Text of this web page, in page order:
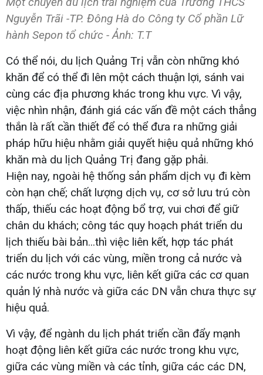
Nguyễn Trãi -TP. Đông Hà do Công ty Cổ phần Lữ
hành Sepon tổ chức - Ảnh: T.T
Có thể nói, du lịch Quảng Trị vẫn còn những khó
khăn để có thể đi lên một cách thuận lợi, sánh vai
cùng các địa phương khác trong khu vực. Vì vậy,
việc nhìn nhận, đánh giá các vấn đề một cách thẳng
thắn là rất cần thiết để có thể đưa ra những giải
pháp hữu hiệu nhằm giải quyết hiệu quả những khó
khăn mà du lịch Quảng Trị đang gặp phải.
Hiện nay, ngoài hệ thống sản phẩm dịch vụ đi kèm
còn hạn chế; chất lượng dịch vụ, cơ sở lưu trú còn
thấp, thiếu các hoạt động bổ trợ, vui chơi để giữ
chân du khách; công tác quy hoạch phát triển du
lịch thiếu bài bản...thì việc liên kết, hợp tác phát
triển du lịch với các vùng, miền trong cả nước và
các nước trong khu vực, liên kết giữa các cơ quan
quản lý nhà nước và giữa các DN vẫn chưa thực sự
hiệu quả.
Vì vậy, để ngành du lịch phát triển cần đẩy mạnh
hoạt động liên kết giữa các nước trong khu vực,
giữa các vùng miền và các tỉnh, giữa các các DN,